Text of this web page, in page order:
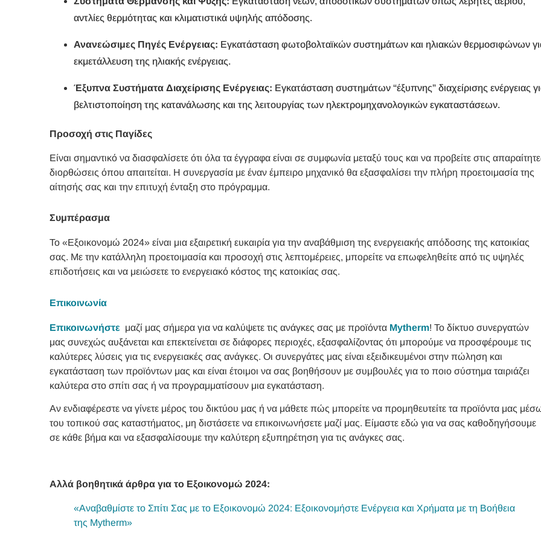
αντλίες θερμότητας και κλιματιστικά υψηλής απόδοσης.
Ανανεώσιμες Πηγές Ενέργειας: Εγκατάσταση φωτοβολταϊκών συστημάτων και ηλιακών θερμοσιφώνων
εκμετάλλευση της ηλιακής ενέργειας.
Έξυπνα Συστήματα Διαχείρισης Ενέργειας: Εγκατάσταση συστημάτων “έξυπνης” διαχείρισης ενέργειας
βελτιστοποίηση της κατανάλωσης και της λειτουργίας των ηλεκτρομηχανολογικών εγκαταστάσεων.
Προσοχή στις Παγίδες
Είναι σημαντικό να διασφαλίσετε ότι όλα τα έγγραφα είναι σε συμφωνία μεταξύ τους και να προβείτε στις
διορθώσεις όπου απαιτείται. Η συνεργασία με έναν έμπειρο μηχανικό θα εξασφαλίσει την πλήρη προετοιμασία της
αίτησής σας και την επιτυχή ένταξη στο πρόγραμμα.
Συμπέρασμα
Το «Εξοικονομώ 2024» είναι μια εξαιρετική ευκαιρία για την αναβάθμιση της ενεργειακής απόδοσης της κατοικίας
σας. Με την κατάλληλη προετοιμασία και προσοχή στις λεπτομέρειες, μπορείτε να επωφεληθείτε από τις υψηλές
επιδοτήσεις και να μειώσετε το ενεργειακό κόστος της κατοικίας σας.
Επικοινωνία
Επικοινωνήστε μαζί μας σήμερα για να καλύψετε τις ανάγκες σας με προϊόντα Mytherm! Το δίκτυο συνεργατών
μας συνεχώς αυξάνεται και επεκτείνεται σε διάφορες περιοχές, εξασφαλίζοντας ότι μπορούμε να προσφέρουμε τις
καλύτερες λύσεις για τις ενεργειακές σας ανάγκες. Οι συνεργάτες μας είναι εξειδικευμένοι στην πώληση και
εγκατάσταση των προϊόντων μας και είναι έτοιμοι να σας βοηθήσουν με συμβουλές για το ποιο σύστημα ταιριάζει
καλύτερα στο σπίτι σας ή να προγραμματίσουν μια εγκατάσταση.
Αν ενδιαφέρεστε να γίνετε μέρος του δικτύου μας ή να μάθετε πώς μπορείτε να προμηθευτείτε τα προϊόντα μας
του τοπικού σας καταστήματος, μη διστάσετε να επικοινωνήσετε μαζί μας. Είμαστε εδώ για να σας καθοδηγήσουμε
σε κάθε βήμα και να εξασφαλίσουμε την καλύτερη εξυπηρέτηση για τις ανάγκες σας.
Αλλά βοηθητικά άρθρα για το Εξοικονομώ 2024:
«Αναβαθμίστε το Σπίτι Σας με το Εξοικονομώ 2024: Εξοικονομήστε Ενέργεια και Χρήματα με τη Βοήθεια
της Mytherm»